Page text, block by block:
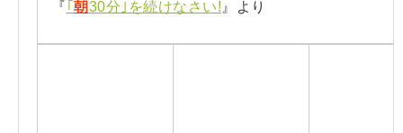
『 ｢ 朝30分｣を続けなさい! 』より